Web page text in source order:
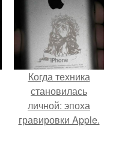
Когда техника
становилась
личной: эпоха
гравировки Apple.